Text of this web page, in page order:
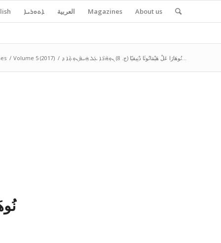
ܐܬܘܪܝܐ العربية Magazines About us
/ Volume 5 (2017) / نُوهَارَا عَلْ هَيْمَانُوثَا دْنِيقيّا (ج. 8) ܢܘܼܗܵܪܵܐ ܥܲܠ ܗܲܝܡܵܢܘܼܬ݂ܵܐ ܕ...